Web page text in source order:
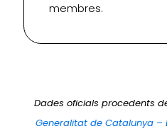
membres.
Dades oficials procedents
Generalitat de Catalunya